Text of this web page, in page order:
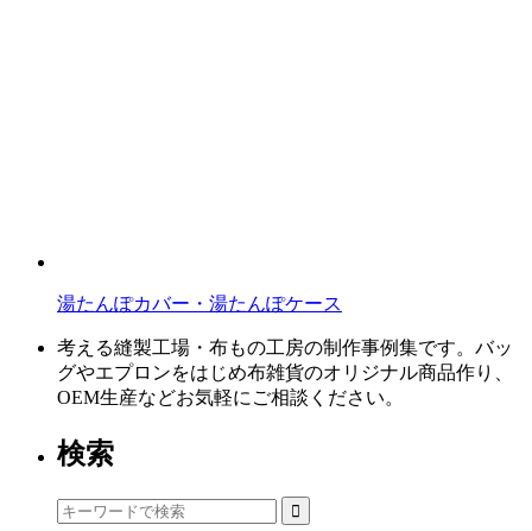
湯たんぽカバー・湯たんぽケース
考える縫製工場・布もの工房の制作事例集です。バッ
グやエプロンをはじめ布雑貨のオリジナル商品作り、
OEM生産などお気軽にご相談ください。
検索